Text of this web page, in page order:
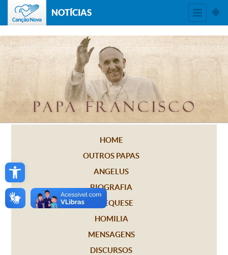
Open toolbar
NOTÍCIAS
HOME
OUTROS PAPAS
ANGELUS
BIOGRAFIA
CATEQUESE
HOMILIA
MENSAGENS
DISCURSOS